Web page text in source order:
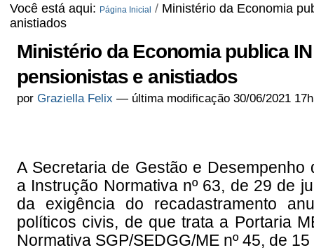
Você está aqui: Página Inicial / Ministério da Economia
anistiados
Ministério da Economia publica
pensionistas e anistiados
porGraziella Felix — última modificação 30/06/2021
A Secretaria de Gestão e Desempenho
a Instrução Normativa nº 63, de 29 de
da exigência do recadastramento
políticos civis, de que trata a Portaria
Normativa SGP/SEDGG/ME nº 45, de